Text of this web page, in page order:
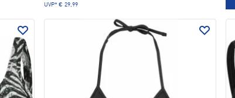
UVP* € 29,99